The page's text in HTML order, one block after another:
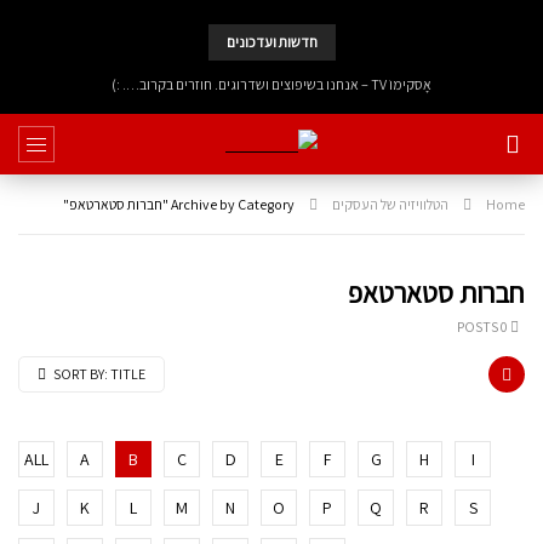
חדשות ועדכונים
אָסקימוֹ TV – אנחנו בשיפוצים ושדרוגים. חוזרים בקרוב…. :)
Home הטלוויזיה של העסקים Archive by Category "חברות סטארטאפ"
חברות סטארטאפ
0 POSTS
SORT BY: TITLE
ALL A B C D E F G H I
J K L M N O P Q R S